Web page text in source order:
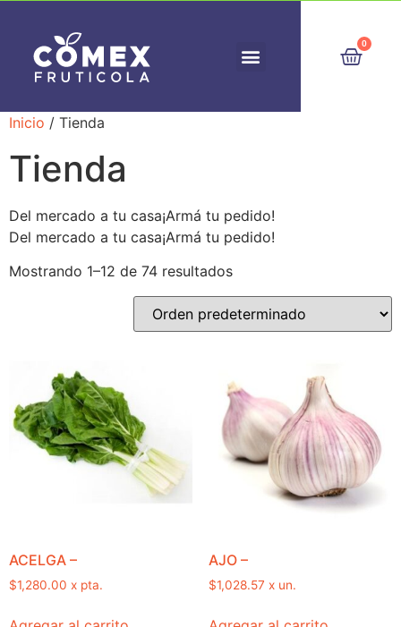
0
Inicio / Tienda
Tienda
Del mercado a tu casa¡Armá tu pedido!
Del mercado a tu casa¡Armá tu pedido!
Mostrando 1–12 de 74 resultados
ACELGA –
$1,280.00 x pta.
AJO –
$1,028.57 x un.